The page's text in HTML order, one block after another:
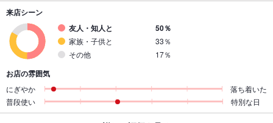
来店シーン
友人・知人と
50％
家族・子供と
33％
その他
17％
お店の雰囲気
にぎやか
落ち着いた
普段使い
特別な日